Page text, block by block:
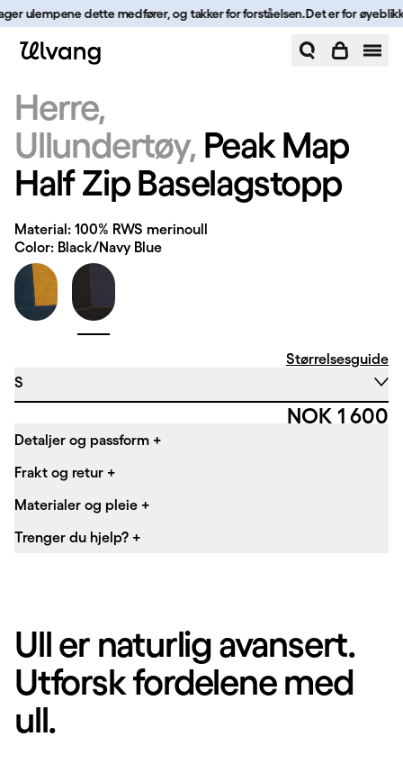
Hopp til innhold
ulempene dette medfører, og takker for forståelsen.Det er for
Herre
Ullundertøy Peak Map
Half Zip Baselagstopp
Material: 100% RWS merinoull
Color: Black/Navy Blue
Størrelsesguide
S
Pris:
NOK 1 600
Detaljer og passform +
Frakt og retur +
Materialer og pleie +
Trenger du hjelp? +
Ull er naturlig avansert.
Utforsk fordelene med
ull.